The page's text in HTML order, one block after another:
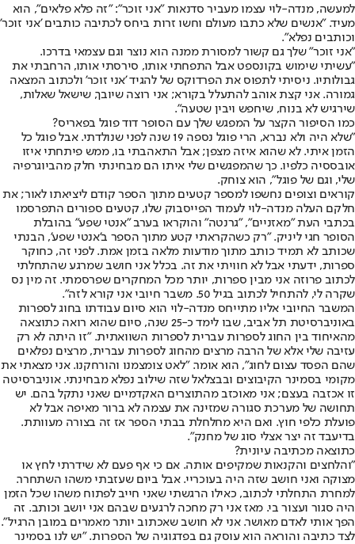
למעשה, מנדה-לוי עצמו מעביר סדנאות "אני זוכר": "זה פלא פלאים", הוא
מעיד. "אנשים שלא כתבו מעולם וחשו זרות ביחס לכתיבה כותבים 'אני זוכר'
וכותבים נפלא".
"אני זוכר" שלך גם קשור למסורת ממנה הוא נוצר וגם עצמאי בדרכו.
"עשיתי שימוש בקונספט אבל התפחתי אותו, סירסתי אותו, הרחבתי את
גבולותיו. ניסיתי לתפוס את הפרדוקס של להגיד 'אני זוכר' ולכתוב המצאה
גמורה. אני קצת אוהב להתעלל בקורא; אני רוצה שיובך, שישאל שאלות,
שירגיש לא בנוח, שיחפש ויבין שטעה".
כמו הסיפור הקצר על המפגש שלך עם הסופר דוד פוגל בפאריס?
"שלא היה ולא נברא, הרי פוגל נספה 19 שנה לפני שנולדתי. אבל פוגל כל
הזמן איתי. לא שהוא איזה מצפן; אבל התאהבתי בו, ממש פיתחתי איזו
אובססיה כלפיו. כך שהמפגשים שלי איתו הם מבחינתי חלק מהביוגרפיה
שלי, וגם של פוגל", הוא צוחק.
קוראים וצופים נחשפו למספר קטעים מתוך הספר קודם ליציאתו לאור; את
חלקם העלה מנדה-לוי לעמוד הפייסבוק שלו, קטעים ספורים התפרסמו
בכתבי העת "מאזניים", "גרנטה" והוקראו בערב "אנטי שפע" בהובלת
הסופר חגי ליניק. "רק כשהקראתי קטע מתוך הספר ב'אנטי שפע', הבנתי
שכותב לא תמיד כותב מתוך מודעות מלאה בזמן אמת. לפני זה, כחוקר
ספרות, ידעתי אבל לא חוויתי את זה. בכלל אני חושב שמרגע שהתחלתי
לכתוב פרוזה אני מבין ספרות, יותר מכל המחקרים שפרסמתי. זה מין נס
שקרה לי, להתחיל לכתוב בגיל 50. משבר חיובי אני קורא לזה".
המשבר החיובי אליו מתייחס מנדה-לוי הוא סיום עבודתו בחוג לספרות
באוניברסיטת תל אביב, שבו לימד כ-25 שנה, סיום שהוא רואה כתוצאה
מהאיחוד בין החוג לספרות עברית לספרות השוואתית. "זו היתה לא רק
עזיבה שלי אלא של הרבה מרצים מהחוג לספרות עברית, מרצים נפלאים
שהם הפסד עצום לחוג", הוא אומר. "לאט צומצמנו והורחקנו. אני מצאתי את
מקומי בסמינר הקיבוצים ובבצלאל שזה שילוב נפלא מבחינתי. אוניברסיטה
זו אכזבה בעצם; אני מאוכזב מהתוצרים האקדמיים שאני נתקל בהם. יש
תחושה של מערכת סגורה שמזינה את עצמה לא ברור מאיפה אבל לא
פועלת כלפי חוץ. ואם היא מחלחלת בבתי הספר אז זה בצורה מעוותת.
בדיעבד זה יצר אצלי סוג של מחנק".
כתוצאה מכתיבה עיונית?
"והלחצים והקנאות שמקיפים אותה. אם כי אף פעם לא שידרתי לחץ או
מצוקה ואני חושב שזה היה בעוכריי. אבל ביום שעזבתי משהו השתחרר.
למחרת התחלתי לכתוב, כאילו הרגשתי שאני חייב לפתוח משהו שכל הזמן
היה סגור ועצור בי. מאז אני רק מחכה לרגעים שבהם אני יושב וכותב. זה
הפך אותי לאדם מאושר. אני לא חושב שאכתוב יותר מאמרים במובן הרגיל".
לצד כתיבה והוראה הוא עוסק גם בפדגוגיה של הספרות. "יש לנו בסמינר